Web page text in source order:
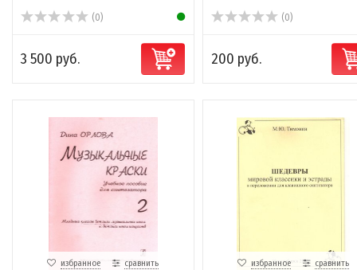
(0)
3 500 руб.
(0)
200 руб.
избранное сравнить избранное сравнить